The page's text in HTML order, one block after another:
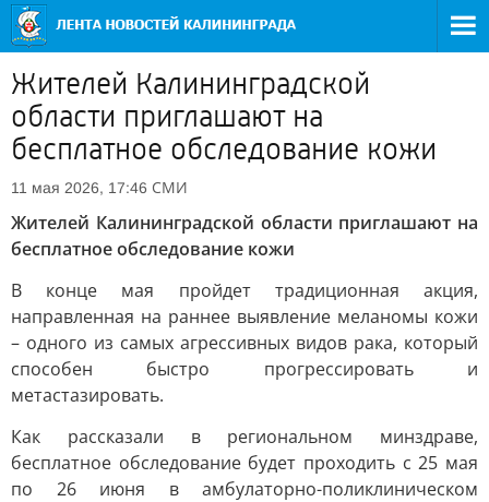
Жителей Калининградской
области приглашают на
бесплатное обследование кожи
11 мая 2026, 17:46 СМИ
Жителей Калининградской области приглашают на
бесплатное обследование кожи
В конце мая пройдет традиционная акция,
направленная на раннее выявление меланомы кожи
– одного из самых агрессивных видов рака, который
способен быстро прогрессировать и
метастазировать.
Как рассказали в региональном минздраве,
бесплатное обследование будет проходить с 25 мая
по 26 июня в амбулаторно-поликлиническом